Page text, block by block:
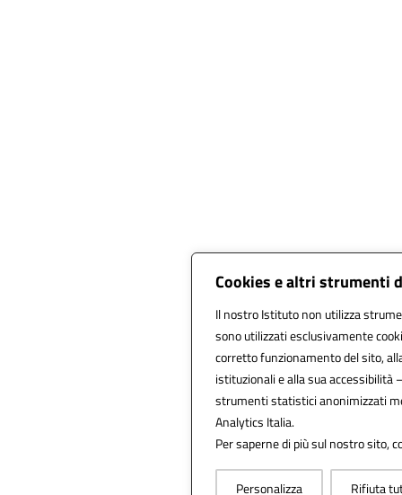
Cookies e altri strumenti
Il nostro Istituto non utilizza
sono utilizzati esclusivamente
corretto funzionamento del sito,
istituzionali e alla sua accessibilità
strumenti statistici anonimizzati
Analytics Italia.
Per saperne di più sul nostro sito,
Personalizza Rifiuta